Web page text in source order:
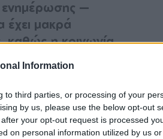
Information
to third parties, or processing of your
by us, please use the below opt-out
your opt-out request is processed
on personal information utilized by us
ενημέρωσης —
έχει μακρά
καθώς η κοινωνία
πρόσωπα
μέρος του
από την